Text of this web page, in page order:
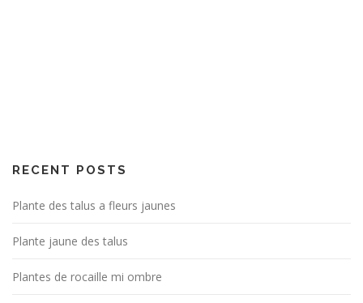
RECENT POSTS
Plante des talus a fleurs jaunes
Plante jaune des talus
Plantes de rocaille mi ombre